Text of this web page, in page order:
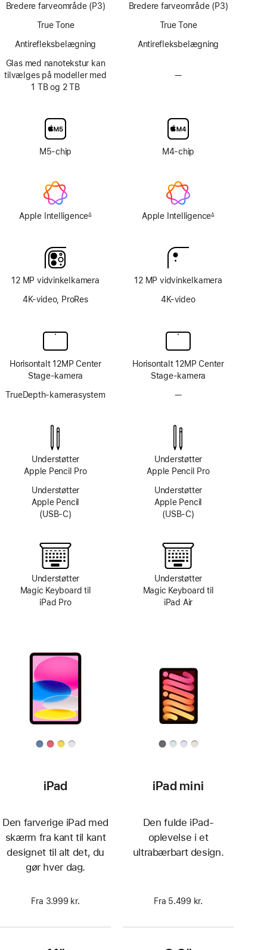
Bredere farveområde (P3)
True Tone
Antirefleksbelægning
Glas med nanotekstur kan
tilvælges på modeller med
1 TB og 2 TB
M5-chip
Apple Intelligence∆
12 MP vidvinkelkamera
4K-video, ProRes
Horisontalt 12MP Center
Stage-kamera
TrueDepth-kamerasystem
Understøtter
Apple Pencil Pro
Understøtter
Apple Pencil
(USB‑C)
Understøtter
Magic Keyboard til
iPad Pro
teknologi
Bredere farveområde (P3)
True Tone
Antirefleksbelægning
—Skærmglas
ikke
tilvælges
M4-chip
Apple Intelligence∆
12 MP vidvinkelkamera
4K-video
Horisontalt 12MP Center
Stage-kamera
—Intet
Understøtter
Apple Pencil Pro
Understøtter
Apple Pencil
(USB‑C)
Understøtter
Magic Keyboard til
iPad Air
iPad
Den farverige iPad med
skærm fra kant til kant
designet til alt det, du
gør hver dag.
Fra 3.999 kr.
iPad mini
Den fulde iPad-
oplevelse i et
ultrabærbart design.
Fra 5.499 kr.